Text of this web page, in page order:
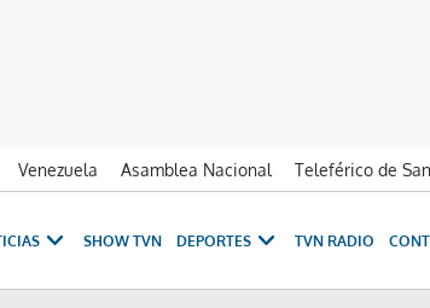
Venezuela Asamblea Nacional Teleférico de
SHOW TVN DEPORTES TVN RADIO